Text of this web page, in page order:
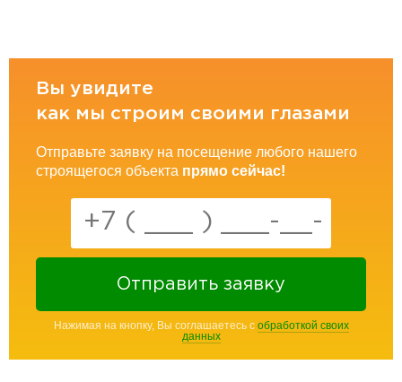
Вы увидите
как мы строим своими глазами
Отправьте заявку на посещение любого нашего
строящегося объекта прямо сейчас!
Отправить заявку
Нажимая на кнопку, Вы соглашаетесь с обработкой своих
данных